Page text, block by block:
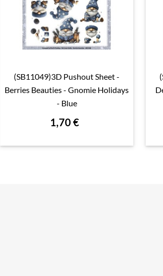
 Aperçu rapide
(SB11049)3D Pushout Sheet -
Berries Beauties - Gnomie Holidays
- Blue
1,70 €